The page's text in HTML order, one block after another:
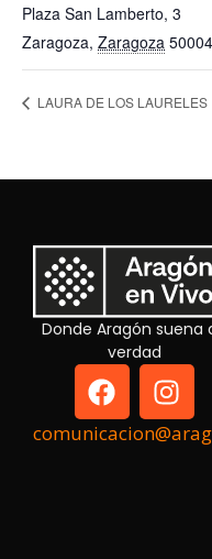
Plaza San Lamberto, 3
Zaragoza, Zaragoza 50004
LAURA DE LOS LAURELES
Donde Aragón suena
verdad